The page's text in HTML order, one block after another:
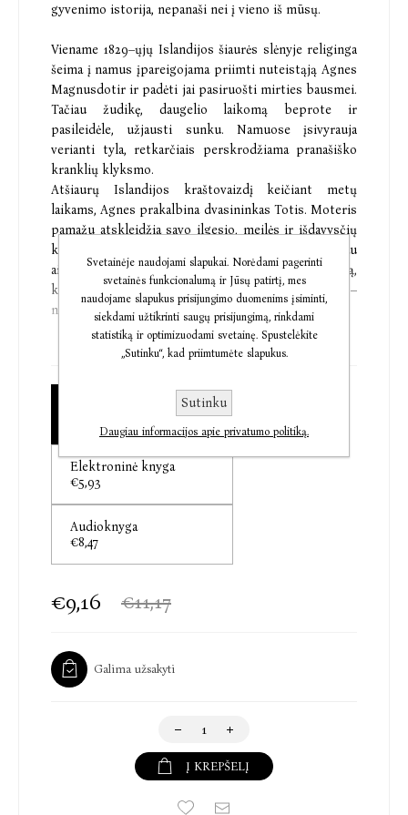
gyvenimo istorija, nepanaši nei į vieno iš mūsų.
Viename 1829–ųjų Islandijos šiaurės slėnyje religinga
šeima į namus įpareigojama priimti nuteistąją Agnes
Magnusdotir ir padėti jai pasiruošti mirties bausmei.
Tačiau žudikę, daugelio laikomą beprote ir
pasileidėle, užjausti sunku. Namuose įsivyrauja
verianti tyla, retkarčiais perskrodžiama pranašiško
kranklių klyksmo.
Atšiaurų Islandijos kraštovaizdį keičiant metų
laikams, Agnes prakalbina dvasininkas Totis. Moteris
pamažu atskleidžia savo ilgesio, meilės ir išdavysčių
kupiną istoriją. Slėnio gyventojams kyla vis daugiau
aitrių abejonių: ar Agnes tikrai galėjo nužudyti tą,
kurį besąlygiškai mylėjo? Kas ji yra iš tiesų –
nusidėjėlė ar neteisingai apkaltintoji?
Hannah Kent sodriu stiliumi, takia ir vaizdinga kalba,
vieną audinį suaudžia tikrus įvykius ir fikciją apie
Islandijoje įvykdytą paskutinę mirties bausmę, apie
moterį, bet kokia kaina norėjusią išlaikyti asmeninę
laisvę, ir apie įstatymus, kurie bejėgiai prieš tikrąsias
žmogiškąsias patirtis.
„Nuostabi knyga. Skaitydamas buvau jos apsėstas, o
perskaitęs likau sudaužyta širdimi.“
„Kruopštus tyrimas. Praeitis taip stipriai
The Guardian
„Paskutinėse apeigose“ pasakojama istorija yra dviem
Paradoksalu, kaip šis faktas paverčia ją kiekvienam iš
mūsų artima patirtimi…“
Sydney Morning Herald
„Užburiantis ir jautrus romanas. Iš tų, kurie
Elektroninė knyga
€5,93
Audioknyga
€8,47
€9,16 €11,17
Galima užsakyti
Į KREPŠELĮ
Svetainėje naudojami slapukai. Norėdami pagerinti
svetainės funkcionalumą ir Jūsų patirtį, mes
naudojame slapukus prisijungimo duomenims įsiminti,
siekdami užtikrinti saugų prisijungimą, rinkdami
statistiką ir optimizuodami svetainę. Spustelėkite
„Sutinku“, kad priimtumėte slapukus.
Sutinku
Daugiau informacijos apie privatumo politiką.